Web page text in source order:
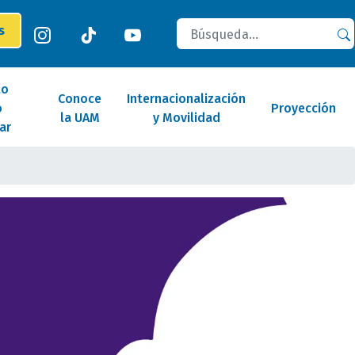
Buscar
Conoce
la UAM
Internacionalización
y Movilidad
Proyección